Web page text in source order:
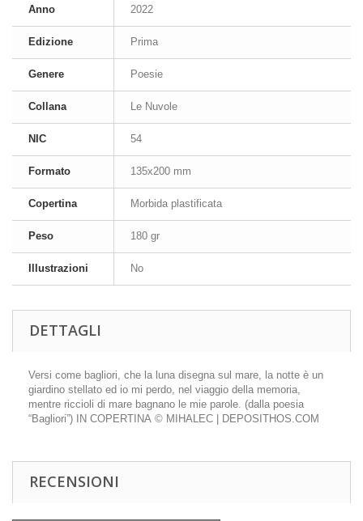
Anno 2022
Edizione Prima
Genere Poesie
Collana Le Nuvole
NIC 54
Formato 135x200 mm
Copertina Morbida plastificata
Peso 180 gr
Illustrazioni No
DETTAGLI
Versi come bagliori, che la luna disegna sul mare, la notte è un
giardino stellato ed io mi perdo, nel viaggio della memoria,
mentre riccioli di mare bagnano le mie parole. (dalla poesia
“Bagliori”) IN COPERTINA © MIHALEC | DEPOSITHOS.COM
RECENSIONI